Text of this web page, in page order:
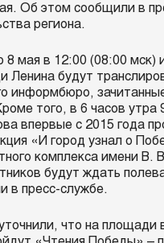
Об этом сообщили в
региона.
8 мая в 12:00 (08:00 мск)
Ленина будут
информбюро,
того, в 6 часов утра
впервые с 2015 года
«И город узнал о
комплекса имени В.
будут ждать
в пресс-службе.
что на площади